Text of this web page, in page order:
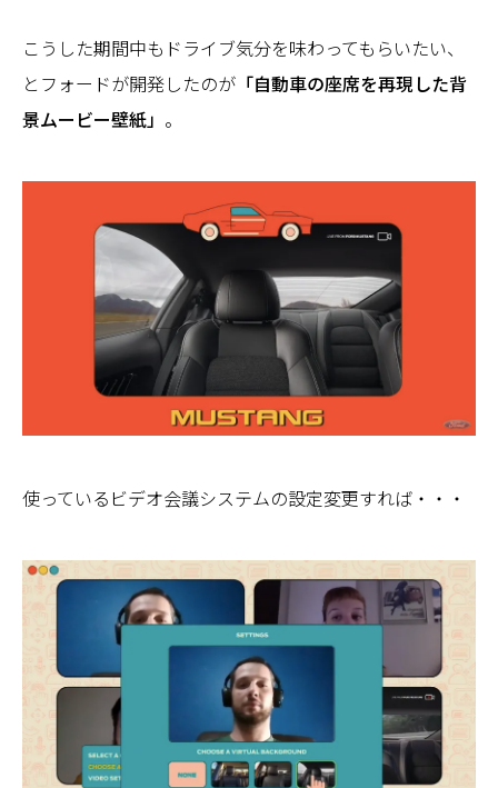
こうした期間中もドライブ気分を味わってもらいたい、
とフォードが開発したのが 「自動車の座席を再現した背
景ムービー壁紙」 。
使っているビデオ会議システムの設定変更すれば・・・